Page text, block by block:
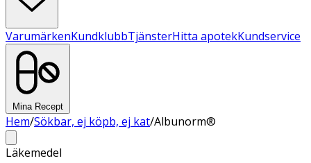
VarumärkenKundklubbTjänsterHitta apotekKundservice
Mina Recept
Hem/Sökbar, ej köpb, ej kat/Albunorm®
Läkemedel